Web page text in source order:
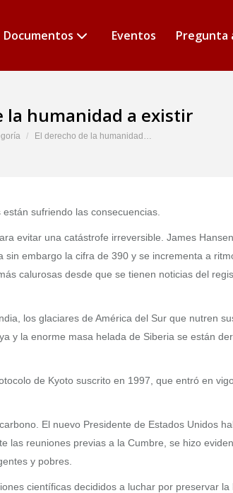
Documentos Eventos Pregunta
la humanidad a existir
El derecho de la humanidad…
sufriendo las consecuencias.
evitar una catástrofe irreversible. James
embargo la cifra de 390 y se incrementa a
calurosas desde que se tienen noticias del
los glaciares de América del Sur que nutren
y la enorme masa helada de Siberia se están
de Kyoto suscrito en 1997, que entró en
El nuevo Presidente de Estados Unidos
reuniones previas a la Cumbre, se hizo
y pobres.
científicas decididos a luchar por preservar